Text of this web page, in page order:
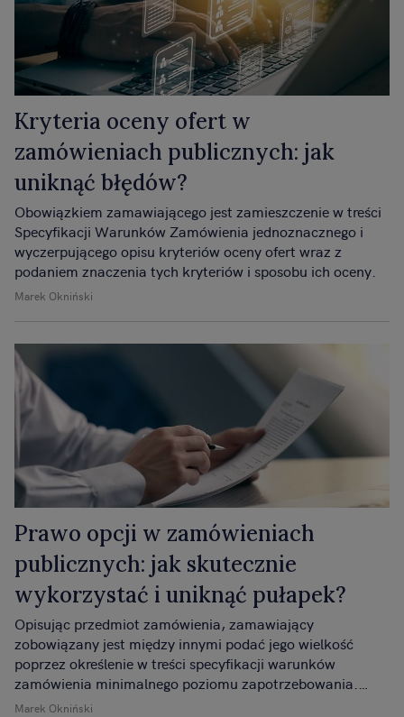
Kryteria oceny ofert w
zamówieniach publicznych: jak
uniknąć błędów?
Marek Okniński
Obowiązkiem zamawiającego jest zamieszczenie w treści
Specyfikacji Warunków Zamówienia jednoznacznego i
wyczerpującego opisu kryteriów oceny ofert wraz z
podaniem znaczenia tych kryteriów i sposobu ich oceny.
Prawo opcji w zamówieniach
publicznych: jak skutecznie
wykorzystać i uniknąć pułapek?
Marek Okniński
Opisując przedmiot zamówienia, zamawiający
zobowiązany jest między innymi podać jego wielkość
poprzez określenie w treści specyfikacji warunków
zamówienia minimalnego poziomu zapotrzebowania.
Ewentualne zwiększenie ponad określone minimum może